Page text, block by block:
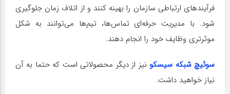
فرآیندهای ارتباطی سازمان را بهینه کنند و از اتلاف زمان جلوگیری
شود. با مدیریت حرفه‌ای تماس‌ها، تیم‌ها می‌توانند به شکل
موثرتری وظایف خود را انجام دهند.
سوئیچ شبکه سیسکو نیز از دیگر محصولاتی است که حتما به آن
نیاز خواهید داشت.